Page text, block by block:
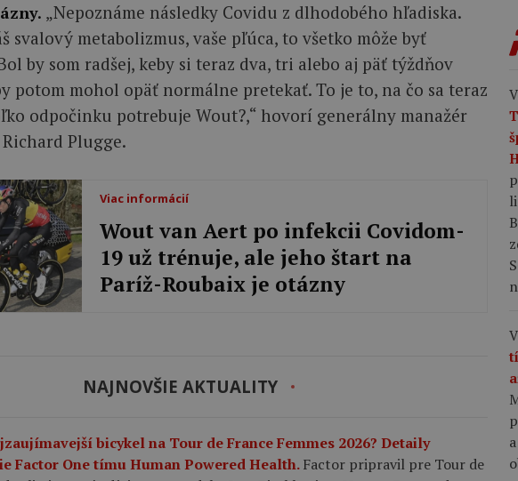
„Nepoznáme následky Covidu z dlhodobého hľadiska.
svalový metabolizmus, vaše pľúca, to všetko môže byť
by som radšej, keby si teraz dva, tri alebo aj päť týždňov
potom mohol opäť normálne pretekať. To je to, na čo sa teraz
odpočinku potrebuje Wout?,“ hovorí generálny manažér
Plugge.
Viac informácií
Wout van Aert po infekcii Covidom-
19 už trénuje, ale jeho štart na
Paríž-Roubaix je otázny
NAJNOVŠIE AKTUALITY
bicykel na Tour de France Femmes 2026? Detaily
Factor One tímu Human Powered Health.Factor pripravil pre Tour de